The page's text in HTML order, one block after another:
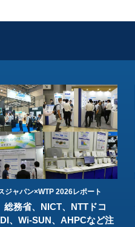
ジャパン×WTP 2026レポート
総務省、NICT、NTTドコ
、Wi-SUN、AHPCなど注